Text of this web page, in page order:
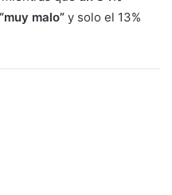
malo” y solo el 13%